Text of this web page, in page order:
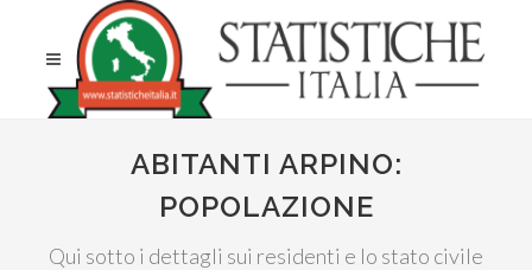
ABITANTI ARPINO:
POPOLAZIONE
Qui sotto i dettagli sui residenti e lo stato civile